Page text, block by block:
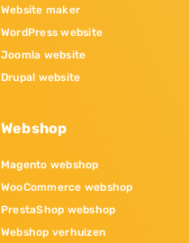
Website maker
WordPress website
Joomla website
Drupal website
Webshop
Magento webshop
WooCommerce webshop
PrestaShop webshop
Webshop verhuizen